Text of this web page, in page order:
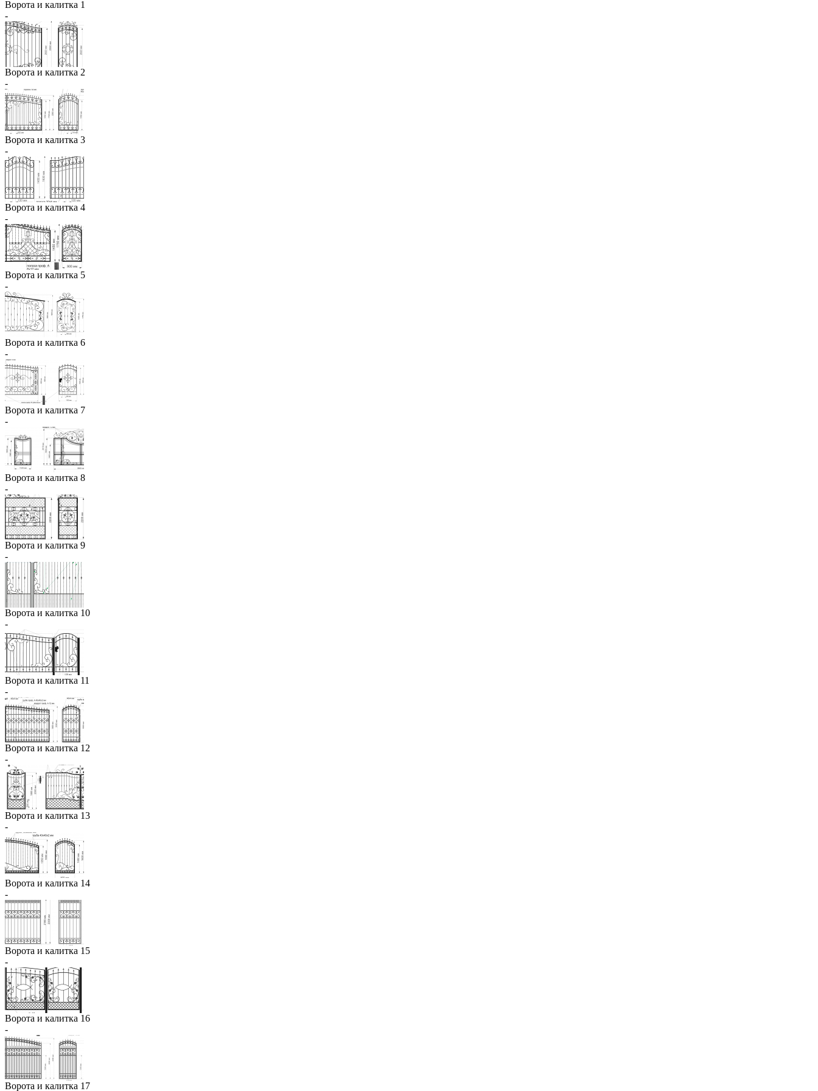
Ворота и калитка 1
-
Ворота и калитка 2
-
Ворота и калитка 3
-
Ворота и калитка 4
-
Ворота и калитка 5
-
Ворота и калитка 6
-
Ворота и калитка 7
-
Ворота и калитка 8
-
Ворота и калитка 9
-
Ворота и калитка 10
-
Ворота и калитка 11
-
Ворота и калитка 12
-
Ворота и калитка 13
-
Ворота и калитка 14
-
Ворота и калитка 15
-
Ворота и калитка 16
-
Ворота и калитка 17